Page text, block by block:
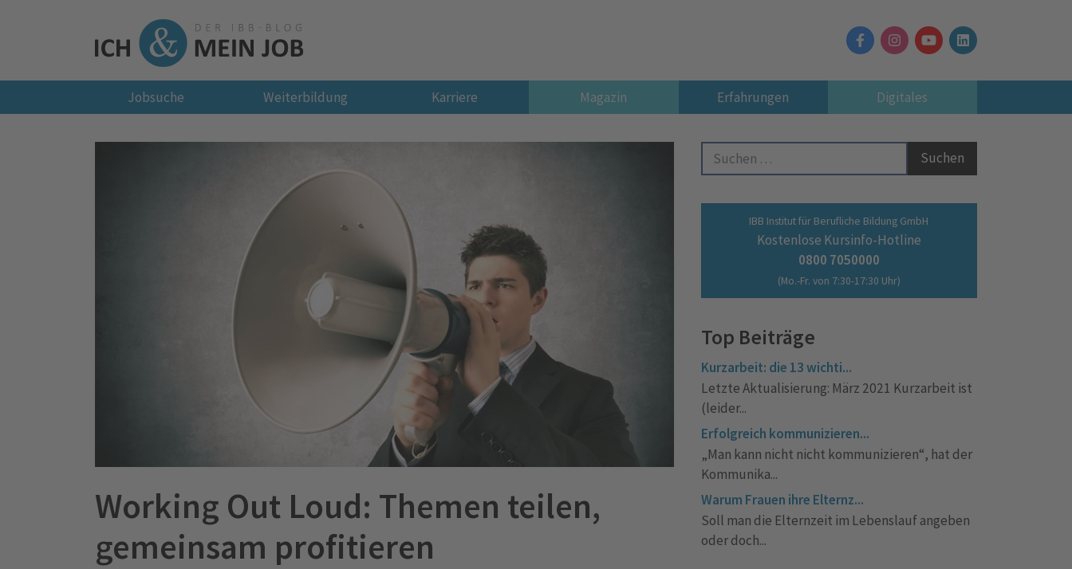
Jobsuche Weiterbildung Karriere Magazin Erfahrungen Digitales
Working Out Loud: Themen teilen,
gemeinsam profitieren
IBB Institut für Berufliche Bildung GmbH
Kostenlose Kursinfo-Hotline
0800 7050000
(Mo.-Fr. von 7:30-17:30 Uhr)
Top Beiträge
Kurzarbeit: die 13 wichti...
Letzte Aktualisierung: März 2021 Kurzarbeit ist
(leider...
Erfolgreich kommunizieren...
„Man kann nicht nicht kommunizieren“, hat der
Kommunika...
Warum Frauen ihre Elternz...
Soll man die Elternzeit im Lebenslauf angeben
oder doch...